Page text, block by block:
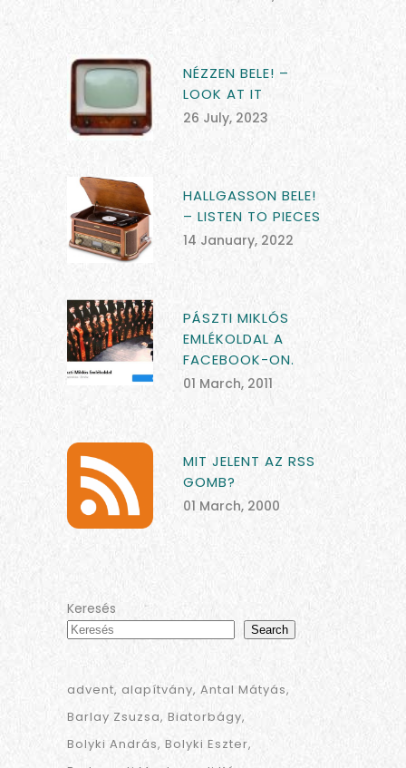
NÉZZEN BELE! –
LOOK AT IT
26 July, 2023
HALLGASSON BELE!
– LISTEN TO PIECES
14 January, 2022
PÁSZTI MIKLÓS
EMLÉKOLDAL A
FACEBOOK-ON.
01 March, 2011
MIT JELENT AZ RSS
GOMB?
01 March, 2000
Keresés
Search
advent alapítvány Antal Mátyás
Barlay Zsuzsa Biatorbágy
Bolyki András Bolyki Eszter